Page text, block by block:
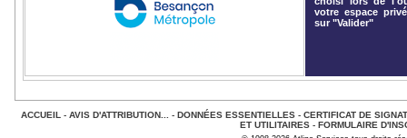
votre espace
sur "Valider"
ACCUEIL - AVIS D'ATTRIBUTION... - DONNÉES ESSENTIELLES- CERTIFICAT DE
ET UTILITAIRES - FORMULAIRE